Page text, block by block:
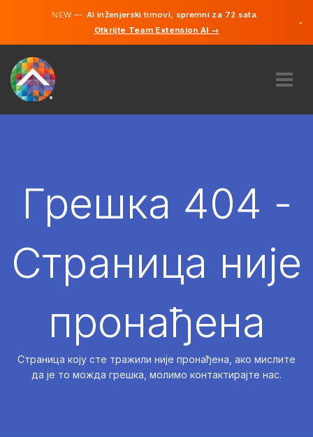
NEW —AI inženjerski timovi, spremni za 72 sata.
Otkrijte Team Extension AI →
×
SR
Грешка 404 -
Страница није
пронађена
Страница коју сте тражили није пронађена, ако мислите
да је то можда грешка, молимо контактирајте нас.